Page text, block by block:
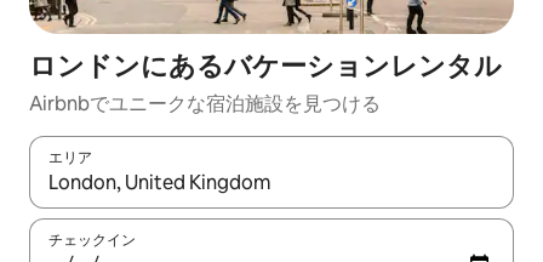
ロンドンにあるバケーションレンタル
Airbnbでユニークな宿泊施設を見つける
エリア
検索結果が表示されたら、上下の矢印キーを使って移動するか
チェックイン